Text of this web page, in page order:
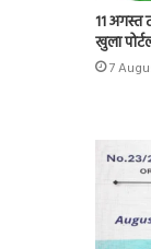
11 अगस्त
खुला
7